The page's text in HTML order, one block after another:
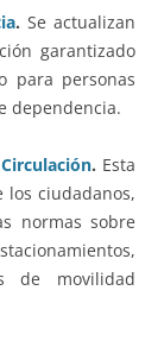
. Se actualizan
garantizado
para personas
dependencia.
. Esta
ciudadanos,
normas sobre
de movilidad